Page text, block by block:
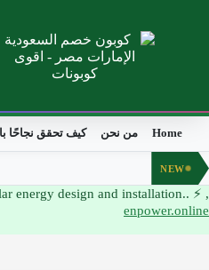
Home من نحن كيف تحقق نجاحًا
NEW
, ⚡